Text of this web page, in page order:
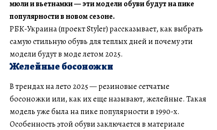
мюли и вьетнамки — эти модели обуви будут на пике
популярности в новом сезоне.
РБК-Украина (проект Styler) рассказывает, как выбрать
самую стильную обувь для теплых дней и почему эти
модели будут в моде летом 2025.
Желейные босоножки
В трендах на лето 2025 — резиновые сетчатые
босоножки или, как их еще называют, желейные. Такая
модель уже была на пике популярности в 1990-х.
Особенность этой обуви заключается в материале